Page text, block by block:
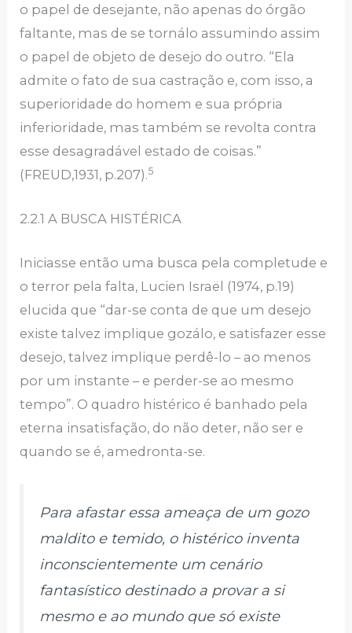
o papel de desejante, não apenas do órgão
faltante, mas de se tornálo assumindo assim
o papel de objeto de desejo do outro. “Ela
admite o fato de sua castração e, com isso, a
superioridade do homem e sua própria
inferioridade, mas também se revolta contra
esse desagradável estado de coisas.”
(FREUD,1931, p.207).5
2.2.1 A BUSCA HISTÉRICA
Iniciasse então uma busca pela completude e
o terror pela falta, Lucien Israël (1974, p.19)
elucida que “dar-se conta de que um desejo
existe talvez implique gozálo, e satisfazer esse
desejo, talvez implique perdê-lo – ao menos
por um instante – e perder-se ao mesmo
tempo”. O quadro histérico é banhado pela
eterna insatisfação, do não deter, não ser e
quando se é, amedronta-se.
Para afastar essa ameaça de um gozo
maldito e temido, o histérico inventa
inconscientemente um cenário
fantasístico destinado a provar a si
mesmo e ao mundo que só existe